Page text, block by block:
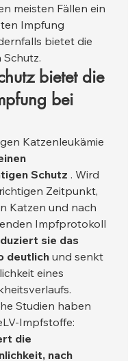
meisten Fällen ein
Impfung
bietet die
bietet die
bei
Katzenleukämie
Schutz . Wird
Zeitpunkt,
Katzen und nach
Impfprotokoll
sie das
deutlich und senkt
eines
Studien haben
Impfstoffe:
die
nach